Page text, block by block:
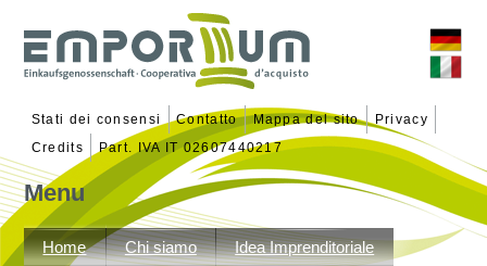
Stati dei consensi Contatto Mappa del sito
Privacy
Credits
Part. IVA IT 02607440217
Menu
Vai
al
contenuto
Home Chi siamo Idea Imprenditoriale